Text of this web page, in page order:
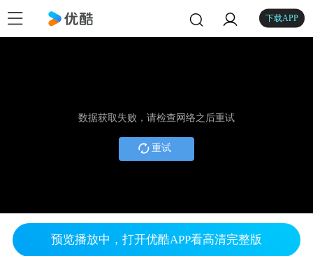
下载APP
数据获取失败，请检查网络之后重试
重试
预览播放中，打开优酷APP看高清完整版